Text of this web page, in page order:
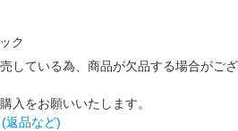
ク
している為、商品が欠品する場合がござ
入をお願いいたします。
返品など)